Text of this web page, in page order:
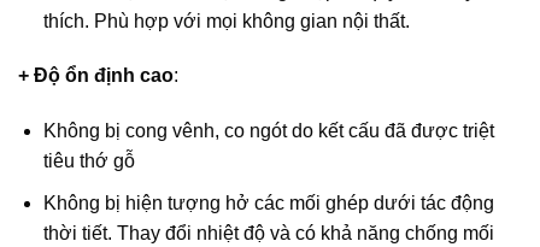
thích. Phù hợp với mọi không gian nội thất.
+ Độ ổn định cao:
Không bị cong vênh, co ngót do kết cấu đã được triệt
tiêu thớ gỗ
Không bị hiện tượng hở các mối ghép dưới tác động
thời tiết. Thay đổi nhiệt độ và có khả năng chống mối